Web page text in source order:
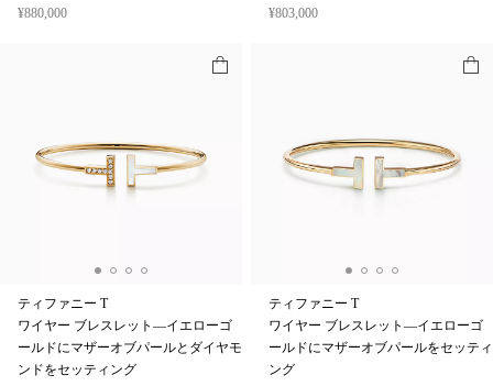
¥880,000
¥803,000
ティファニー T
ワイヤー ブレスレット—イエローゴ
ールドにマザーオブパールとダイヤモ
ンドをセッティング
ティファニー T
ワイヤー ブレスレット—イエローゴ
ールドにマザーオブパールをセッティ
ング